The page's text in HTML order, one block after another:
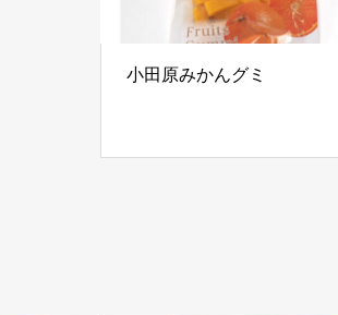
小田原みかんグミ